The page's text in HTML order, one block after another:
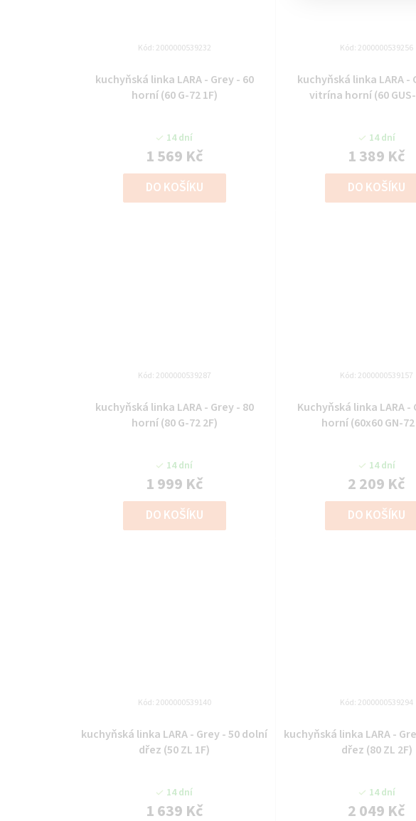
kuchyňská linka LARA - Grey - 60
horní (60 G-72 1F)
14 dní
1 569 Kč
DO KOŠÍKU
Kód: 2000000539232
kuchyňská linka LARA -
vitrína horní (60 GUS-
14 dní
1 389 Kč
DO KOŠÍKU
Kód: 2000000539256
kuchyňská linka LARA - Grey - 80
horní (80 G-72 2F)
14 dní
1 999 Kč
DO KOŠÍKU
Kód: 2000000539287
Kuchyňská linka LARA -
horní (60x60 GN-72
14 dní
2 209 Kč
DO KOŠÍKU
Kód: 2000000539157
kuchyňská linka LARA - Grey - 50 dolní
dřez (50 ZL 1F)
14 dní
1 639 Kč
Kód: 2000000539140
kuchyňská linka LARA -
dřez (80 ZL 2F)
14 dní
2 049 Kč
Kód: 2000000539294